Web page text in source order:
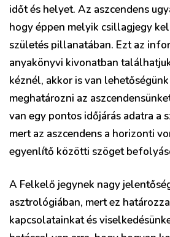
időt és helyet. Az aszcendens
hogy éppen melyik csillagjegy
születés pillanatában. Ezt az
anyakönyvi kivonatban
kéznél, akkor is van
meghatározni az
van egy pontos időjárás adatra a
mert az aszcendens a horizonti
egyenlítő közötti szöget
A Felkelő jegynek nagy
asztrológiában, mert ez
kapcsolatainkat és